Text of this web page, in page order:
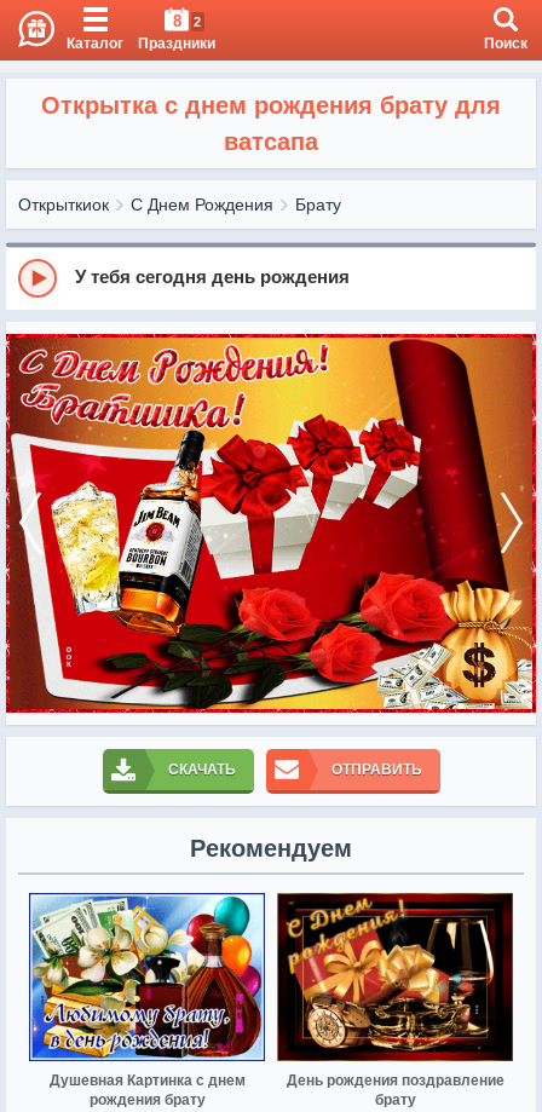
Каталог
8 2
Праздники Поиск
Открытка с днем рождения брату для
ватсапа
Открыткиок С Днем Рождения Брату
У тебя сегодня день рождения
СКАЧАТЬ ОТПРАВИТЬ
Рекомендуем
Душевная Картинка с днем
рождения брату
День рождения поздравление
брату